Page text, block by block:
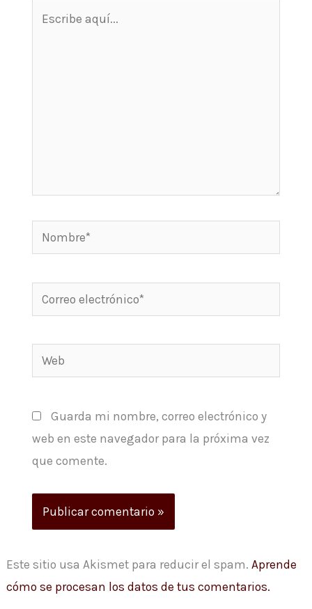
Nombre*
Correo
electrónico*
Web
Guarda mi nombre, correo electrónico y
web en este navegador para la próxima vez
que comente.
Este sitio usa Akismet para reducir el spam.Aprende
cómo se procesan los datos de tus comentarios.